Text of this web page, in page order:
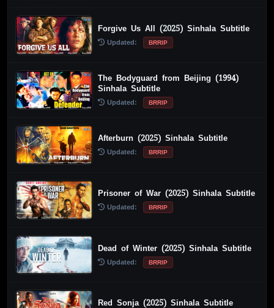
Forgive Us All (2025) Sinhala Subtitle
Updated: BRRIP
The Bodyguard from Beijing (1994)
Sinhala Subtitle
Updated: BRRIP
Afterburn (2025) Sinhala Subtitle
Updated: BRRIP
Prisoner of War (2025) Sinhala Subtitle
Updated: BRRIP
Dead of Winter (2025) Sinhala Subtitle
Updated: BRRIP
Red Sonja (2025) Sinhala Subtitle